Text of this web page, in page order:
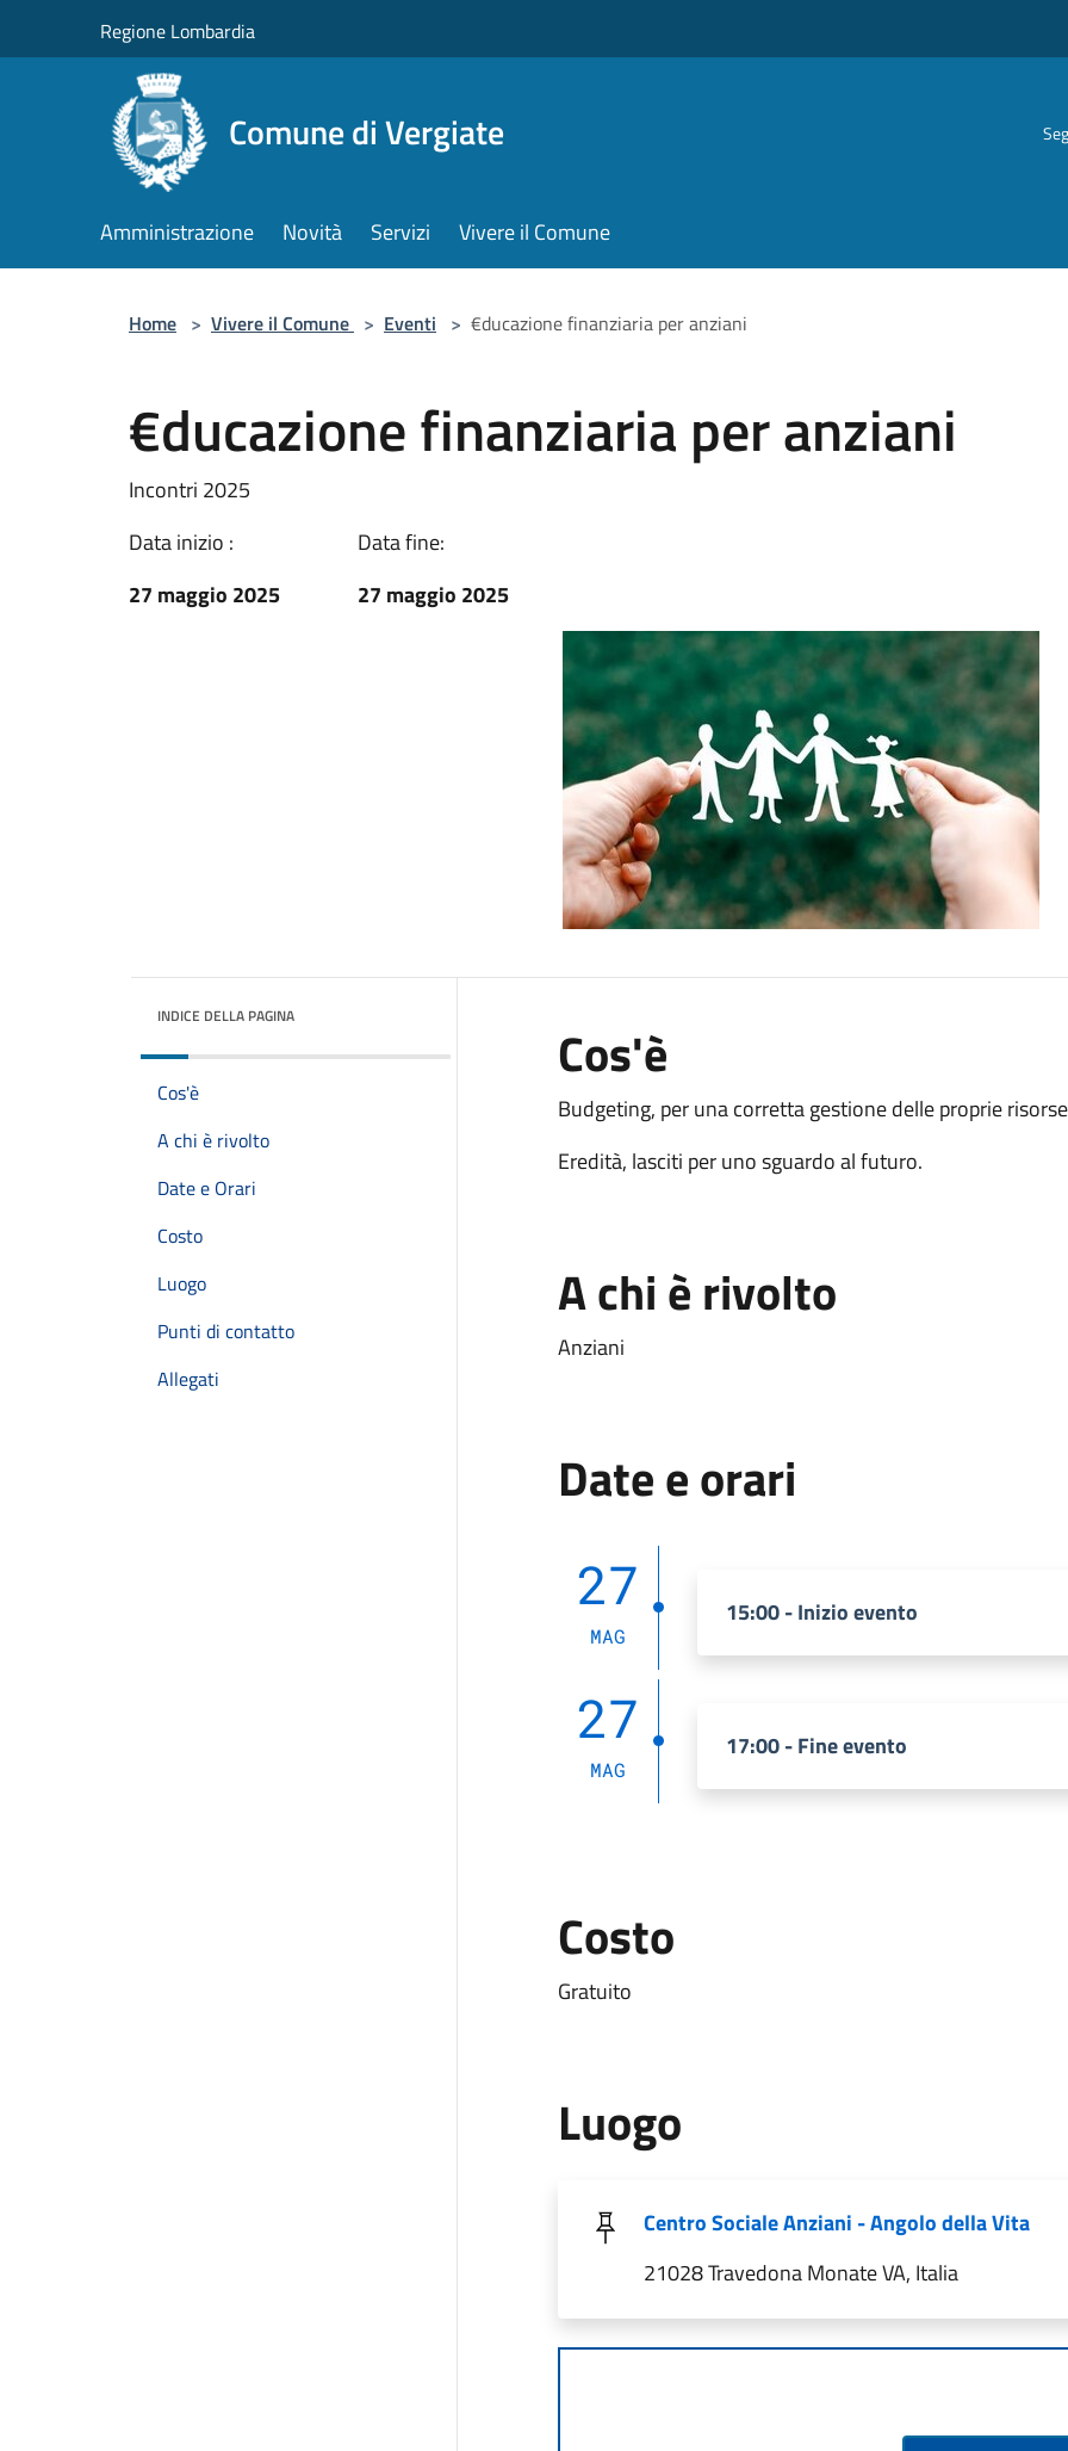
Regione Lombardia
Comune di Vergiate
Amministrazione Novità Servizi Vivere il Comune
Home > Vivere il Comune > Eventi > €ducazione finanziaria per anziani
€ducazione finanziaria per anziani
Incontri 2025
Data inizio :
27 maggio 2025
Data fine:
27 maggio 2025
INDICE DELLA PAGINA
Cos'è
A chi è rivolto
Date e Orari
Costo
Luogo
Punti di contatto
Allegati
Cos'è
Budgeting, per una corretta gestione delle proprie
Eredità, lasciti per uno sguardo al futuro.
A chi è rivolto
Anziani
Date e orari
27
MAG
15:00 - Inizio evento
27
MAG
17:00 - Fine evento
Costo
Gratuito
Luogo
Centro Sociale Anziani - Angolo della Vita
21028 Travedona Monate VA, Italia